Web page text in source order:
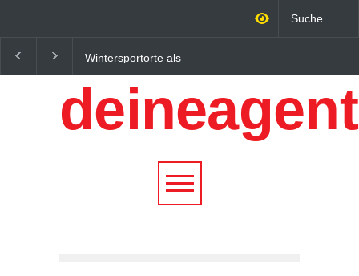
Regionalökonomie im
digitalen Zeitalter: Warum
lokale Expertise
Unternehmen nachhaltiger
wachsen lässt
Unterschiede
Süddeutschland und
Österreich einfach